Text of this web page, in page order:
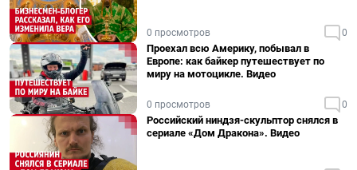
0 просмотров 0
Проехал всю Америку, побывал в
Европе: как байкер путешествует по
миру на мотоцикле. Видео
0 просмотров 0
Российский ниндзя-скульптор снялся в
сериале «Дом Дракона». Видео